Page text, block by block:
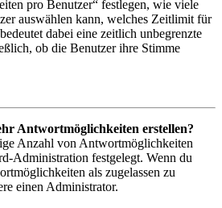
pro Benutzer“ festlegen, wie viele
auswählen kann, welches Zeitlimit für
dabei eine zeitlich unbegrenzte
ob die Benutzer ihre Stimme
Antwortmöglichkeiten erstellen?
Anzahl von Antwortmöglichkeiten
Administration festgelegt. Wenn du
als zugelassen zu
einen Administrator.